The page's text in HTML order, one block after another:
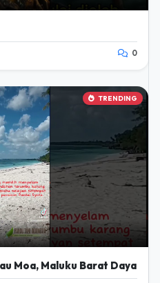
0
TRENDING
Moa, Maluku Barat Daya